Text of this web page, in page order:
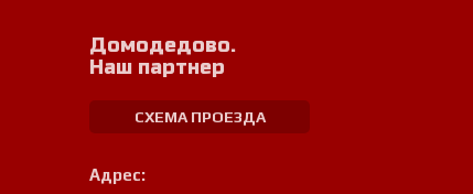
Домодедово.
Наш партнер
СХЕМА ПРОЕЗДА
Адрес: